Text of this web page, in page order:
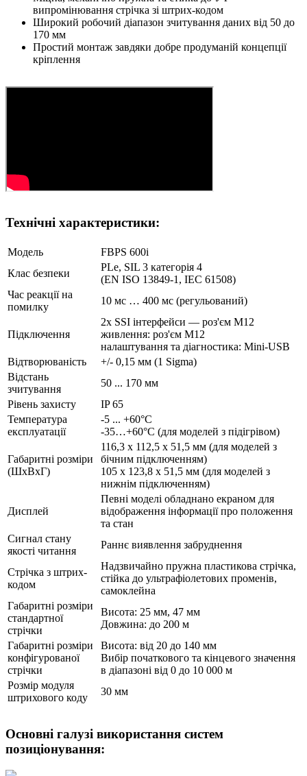
випромінювання стрічка зі штрих-кодом
Широкий робочий діапазон зчитування даних від 50 до
170 мм
Простий монтаж завдяки добре продуманій концепції
кріплення
Технічні характеристики:
Модель
FBPS 600i
Клас безпеки
PLe, SIL 3 категорія 4
(EN ISO 13849-1, IEC 61508)
Час реакції на
помилку
10 мс … 400 мс (регульований)
Підключення
2x SSI інтерфейси — роз'єм M12
живлення: роз'єм M12
налаштування та діагностика: Mini-USB
Відтворюваність
+/- 0,15 мм (1 Sigma)
Відстань
зчитування
50 ... 170 мм
Рівень захисту
IP 65
Температура
експлуатації
-5 ... +60°C
-35…+60°C (для моделей з підігрівом)
Габаритні розміри
(ШхВхГ)
116,3 x 112,5 x 51,5 мм (для моделей з
бічним підключенням)
105 x 123,8 x 51,5 мм (для моделей з
нижнім підключенням)
Дисплей
Певні моделі обладнано екраном для
відображення інформації про положення
та стан
Сигнал стану
якості читання
Раннє виявлення забруднення
Стрічка з штрих-
кодом
Надзвичайно пружна пластикова стрічка,
стійка до ультрафіолетових променів,
самоклейна
Габаритні розміри
стандартної
стрічки
Висота: 25 мм, 47 мм
Довжина: до 200 м
Габаритні розміри
конфігурованої
стрічки
Висота: від 20 до 140 мм
Вибір початкового та кінцевого значення
в діапазоні від 0 до 10 000 м
Розмір модуля
штрихового коду
30 мм
Основні галузі використання систем
позиціонування: